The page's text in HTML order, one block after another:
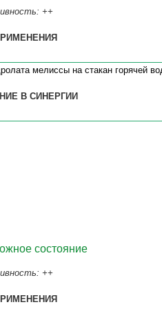
++
мелиссы на стакан горячей
В СИНЕРГИИ
состояние
++